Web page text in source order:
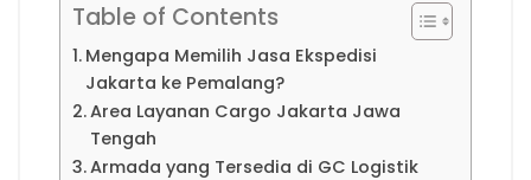
Table of Contents
Mengapa Memilih Jasa Ekspedisi
Jakarta ke Pemalang?
Area Layanan Cargo Jakarta Jawa
Tengah
Armada yang Tersedia di GC Logistik